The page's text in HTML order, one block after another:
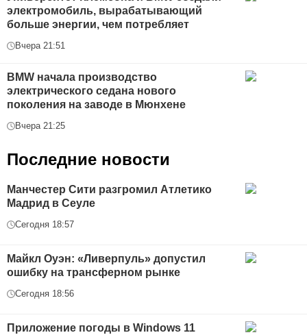
электромобиль, вырабатывающий
больше энергии, чем потребляет
Вчера 21:51
BMW начала производство
электрического седана нового
поколения на заводе в Мюнхене
Вчера 21:25
Последние новости
Манчестер Сити разгромил Атлетико
Мадрид в Сеуле
Сегодня 18:57
Майкл Оуэн: «Ливерпуль» допустил
ошибку на трансферном рынке
Сегодня 18:56
Приложение погоды в Windows 11